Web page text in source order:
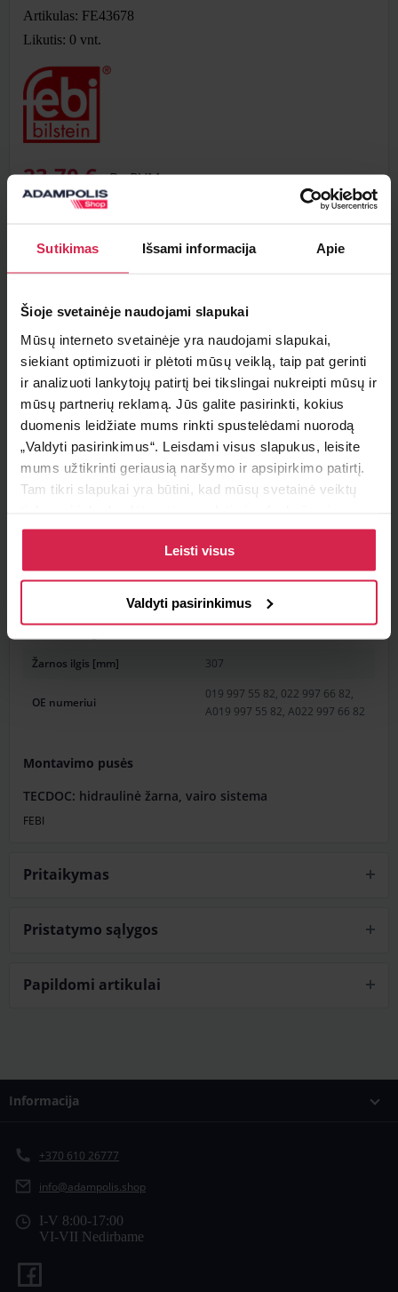
Sutikimas Išsami informacija Apie
Šioje svetainėje naudojami slapukai
Mūsų interneto svetainėje yra naudojami slapukai,
siekiant optimizuoti ir plėtoti mūsų veiklą, taip pat gerinti
ir analizuoti lankytojų patirtį bei tikslingai nukreipti mūsų ir
mūsų partnerių reklamą. Jūs galite pasirinkti, kokius
duomenis leidžiate mums rinkti spustelėdami nuorodą
„Valdyti pasirinkimus“. Leisdami visus slapukus, leisite
mums užtikrinti geriausią naršymo ir apsipirkimo patirtį.
Tam tikri slapukai yra būtini, kad mūsų svetainė veiktų
Daugiau informacijos apie slapukus ir kaip mes juos
naudojame galite rasti mūsų slapukų politikoje, taip pat
https://www.allaboutcookies.org/
Leisti visus
Valdyti pasirinkimus
Artikulas: FE43678
Likutis: 0 vnt.
23,70 € Be PVM
Minimalus pirkimo kiekis 1vnt.
Pakuotės informacija 1vnt.
Teirautis apie prekę
Radai pigiau ?
0.3 kg
Žarnos ilgis [mm]
307
OE numeriui
019 997 55 82, 022 997 66 82,
A019 997 55 82, A022 997 66 82
Montavimo pusės
TECDOC: hidraulinė žarna, vairo sistema
FEBI
Pritaikymas
Pristatymo sąlygos
Papildomi artikulai
Informacija
+370 610 26777
info@adampolis.shop
I-V 8:00-17:00
VI-VII Nedirbame